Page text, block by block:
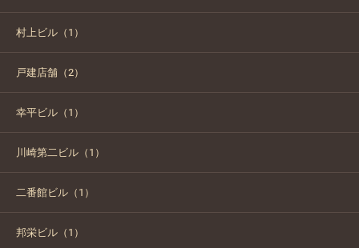
村上ビル（1）
戸建店舗（2）
幸平ビル（1）
川崎第二ビル（1）
二番館ビル（1）
邦栄ビル（1）